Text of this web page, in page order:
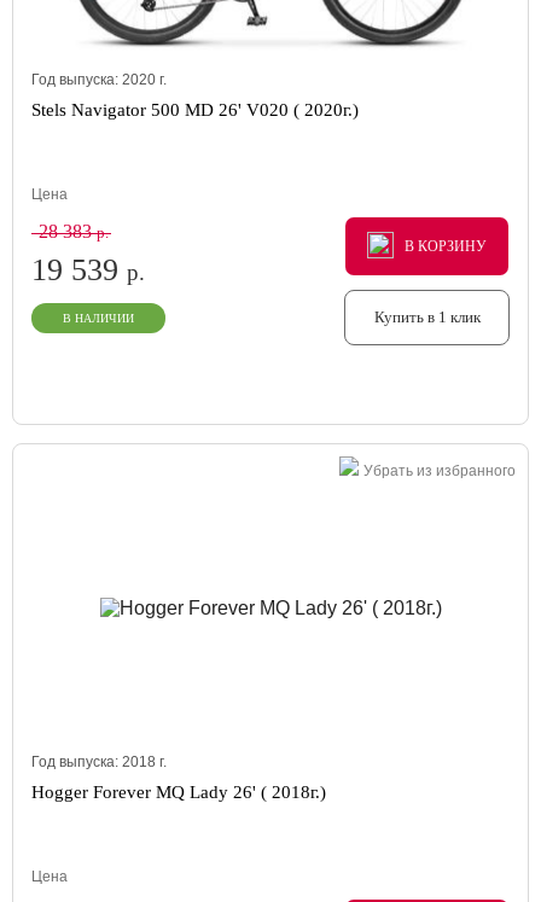
Год выпуска: 2020 г.
Stels Navigator 500 MD 26' V020 ( 2020г.)
Цена
28 383р.
19 539 р.
В НАЛИЧИИ
В КОРЗИНУ
В КОРЗИНУ
В КОРЗИНУ
Купить в 1 клик
Убрать из избранного
Год выпуска: 2018 г.
Hogger Forever MQ Lady 26' ( 2018г.)
Цена